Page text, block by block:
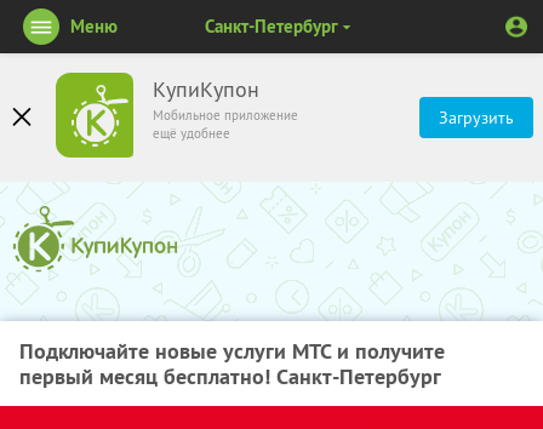
КупиКупон
Мобильное приложение
ещё удобнее
Загрузить
Меню Санкт-Петербург
Подключайте новые услуги МТС и получите
первый месяц бесплатно! Санкт-Петербург